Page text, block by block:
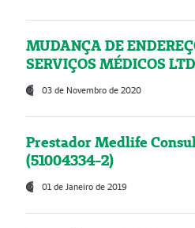
MUDANÇA DE
SERVIÇOS MÉDICOS
03 de Novembro de 2020
Prestador Medlife
(51004334-2)
01 de Janeiro de 2019